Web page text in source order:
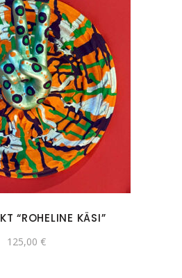
“ROHELINE KÄSI”
125,00 €